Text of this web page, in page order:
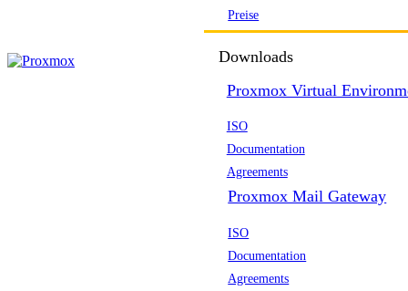
Preise
Downloads
Proxmox Virtual
ISO
Documentation
Agreements
Proxmox Mail Gateway
ISO
Documentation
Agreements